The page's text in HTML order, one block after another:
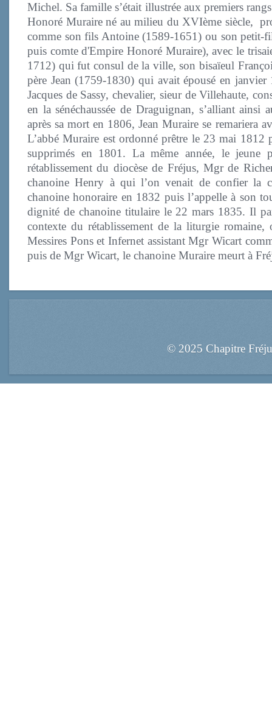
Michel. Sa famille s’était illustrée aux premiers
Honoré Muraire né au milieu du XVIème siècle,
comme son fils Antoine (1589-1651) ou son petit-
puis comte d'Empire Honoré Muraire), avec le
1712) qui fut consul de la ville, son bisaïeul
père Jean (1759-1830) qui avait épousé en
Jacques de Sassy, chevalier, sieur de Villehaute,
en la sénéchaussée de Draguignan, s’alliant
après sa mort en 1806, Jean Muraire se remariera
L’abbé Muraire est ordonné prêtre le 23 mai
supprimés en 1801. La même année, le jeune
rétablissement du diocèse de Fréjus, Mgr de
chanoine Henry à qui l’on venait de confier la
chanoine honoraire en 1832 puis l’appelle à son
dignité de chanoine titulaire le 22 mars 1835. Il
contexte du rétablissement de la liturgie
Messires Pons et Infernet assistant Mgr Wicart
puis de Mgr Wicart, le chanoine Muraire meurt à
© 2025 Chapitre